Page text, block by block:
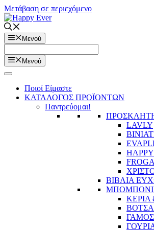
Μετάβαση σε περιεχόμενο
Μενού
Μενού
Ποιοί Είμαστε
ΚΑΤΑΛΟΓΟΣ ΠΡΟΪΟΝΤΩΝ
Παντρεύομαι!
LAVLY
ΒΙΒΛΙΑ
ΚΕΡΙΑ